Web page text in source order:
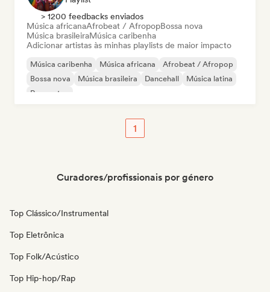
> 1200 feedbacks enviados
Música africanaAfrobeat / AfropopBossa nova
Música brasileiraMúsica caribenha
Adicionar artistas às minhas playlists de maior impacto
Música caribenha Música africana
Afrobeat / Afropop
Bossa nova
Música brasileira Dancehall
Música latina
Reggaeton
1
Curadores/profissionais por género
Top Clássico/Instrumental
Top Eletrônica
Top Folk/Acústico
Top Hip-hop/Rap